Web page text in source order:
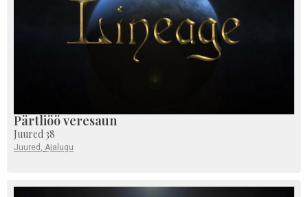
Pärtliöö veresaun
Juured 38
Juured , Ajalugu